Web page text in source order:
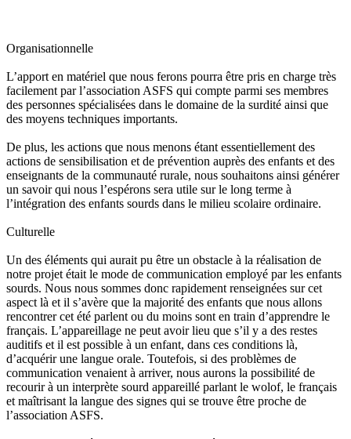
Organisationnelle
L’apport en matériel que nous ferons pourra être pris en charge très
facilement par l’association ASFS qui compte parmi ses membres
des personnes spécialisées dans le domaine de la surdité ainsi que
des moyens techniques importants.
De plus, les actions que nous menons étant essentiellement des
actions de sensibilisation et de prévention auprès des enfants et des
enseignants de la communauté rurale, nous souhaitons ainsi générer
un savoir qui nous l’espérons sera utile sur le long terme à
l’intégration des enfants sourds dans le milieu scolaire ordinaire.
Culturelle
Un des éléments qui aurait pu être un obstacle à la réalisation de
notre projet était le mode de communication employé par les enfants
sourds. Nous nous sommes donc rapidement renseignées sur cet
aspect là et il s’avère que la majorité des enfants que nous allons
rencontrer cet été parlent ou du moins sont en train d’apprendre le
français. L’appareillage ne peut avoir lieu que s’il y a des restes
auditifs et il est possible à un enfant, dans ces conditions là,
d’acquérir une langue orale. Toutefois, si des problèmes de
communication venaient à arriver, nous aurons la possibilité de
recourir à un interprète sourd appareillé parlant le wolof, le français
et maîtrisant la langue des signes qui se trouve être proche de
l’association ASFS.